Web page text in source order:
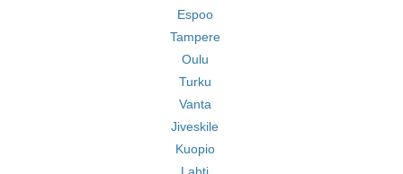
Espoo
Tampere
Oulu
Turku
Vanta
Jiveskile
Kuopio